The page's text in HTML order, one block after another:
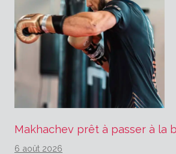
Makhachev prêt à passer à la
6 août 2026